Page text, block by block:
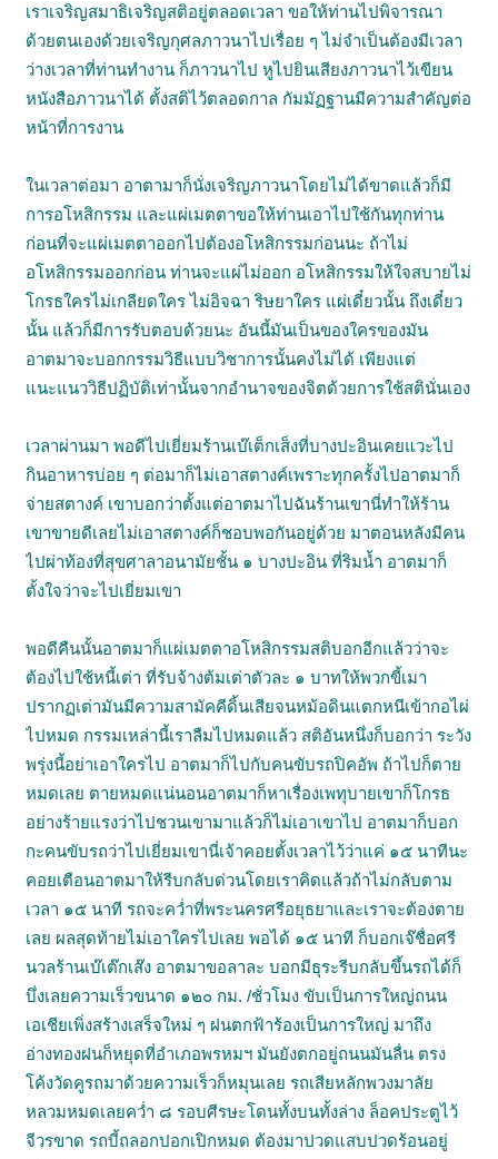
เราเจริญสมาธิเจริญสติอยู่ตลอดเวลา ขอให้ท่านไปพิจารณา
ด้วยตนเองด้วยเจริญกุศลภาวนาไปเรื่อย ๆ ไม่จำเป็นต้องมีเวลา
ว่างเวลาที่ท่านทำงาน ก็ภาวนาไป หูไปยินเสียงภาวนาไว้เขียน
หนังสือภาวนาได้ ตั้งสติไว้ตลอดกาล กัมมัฏฐานมีความสำคัญต่อ
หน้าที่การงาน
ในเวลาต่อมา อาตามาก็นั่งเจริญภาวนาโดยไม่ได้ขาดแล้วก็มี
การอโหสิกรรม และแผ่เมตตาขอให้ท่านเอาไปใช้กันทุกท่าน
ก่อนที่จะแผ่เมตตาออกไปต้องอโหสิกรรมก่อนนะ ถ้าไม่
อโหสิกรรมออกก่อน ท่านจะแผ่ไม่ออก อโหสิกรรมให้ใจสบายไม่
โกรธใครไม่เกลียดใคร ไม่อิจฉา ริษยาใคร แผ่เดี๋ยวนั้น ถึงเดี๋ยว
นั้น แล้วก็มีการรับตอบด้วยนะ อันนี้มันเป็นของใครของมัน
อาตมาจะบอกกรรมวิธีแบบวิชาการนั้นคงไม่ได้ เพียงแต่
แนะแนววิธีปฏิบัติเท่านั้นจากอำนาจของจิตด้วยการใช้สตินั่นเอง
เวลาผ่านมา พอดีไปเยี่ยมร้านเบ๊เต็กเส็งที่บางปะอินเคยแวะไป
กินอาหารบ่อย ๆ ต่อมาก็ไม่เอาสตางค์เพราะทุกครั้งไปอาตมาก็
จ่ายสตางค์ เขาบอกว่าตั้งแต่อาตมาไปฉันร้านเขานี่ทำให้ร้าน
เขาขายดีเลยไม่เอาสตางค์ก็ชอบพอกันอยู่ด้วย มาตอนหลังมีคน
ไปผ่าท้องที่สุขศาลาอนามัยชั้น ๑ บางปะอิน ที่ริมน้ำ อาตมาก็
ตั้งใจว่าจะไปเยี่ยมเขา
พอดีคืนนั้นอาตมาก็แผ่เมตตาอโหสิกรรมสติบอกอีกแล้วว่าจะ
ต้องไปใช้หนี้เต่า ที่รับจ้างต้มเต่าตัวละ ๑ บาทให้พวกขี้เมา
ปรากฏเต่ามันมีความสามัคคีดิ้นเสียจนหม้อดินแตกหนีเข้ากอไผ่
ไปหมด กรรมเหล่านี้เราลืมไปหมดแล้ว สติอันหนึ่งก็บอกว่า ระวัง
พรุ่งนี้อย่าเอาใครไป อาตมาก็ไปกับคนขับรถปิคอัพ ถ้าไปก็ตาย
หมดเลย ตายหมดแน่นอนอาตมาก็หาเรื่องเพทุบายเขาก็โกรธ
อย่างร้ายแรงว่าไปชวนเขามาแล้วก็ไม่เอาเขาไป อาตมาก็บอก
กะคนขับรถว่าไปเยี่ยมเขานี่เจ้าคอยตั้งเวลาไว้ว่าแค่ ๑๕ นาทีนะ
คอยเตือนอาตมาให้รีบกลับด่วนโดยเราคิดแล้วถ้าไม่กลับตาม
เวลา ๑๕ นาที รถจะคว่ำที่พระนครศรีอยุธยาและเราจะต้องตาย
เลย ผลสุดท้ายไม่เอาใครไปเลย พอได้ ๑๕ นาที ก็บอกเจ๊ชื่อศรี
นวลร้านเบ๊เต๊กเส๊ง อาตมาขอลาละ บอกมีธุระรีบกลับขึ้นรถได้ก็
บึ่งเลยความเร็วขนาด ๑๒๐ กม. /ชั่วโมง ขับเป็นการใหญ่ถนน
เอเชียเพิ่งสร้างเสร็จใหม่ ๆ ฝนตกฟ้าร้องเป็นการใหญ่ มาถึง
อ่างทองฝนก็หยุดที่อำเภอพรหมฯ มันยังตกอยู่ถนนมันลื่น ตรง
โค้งวัดคูรถมาด้วยความเร็วก็หมุนเลย รถเสียหลักพวงมาลัย
หลวมหมดเลยคว่ำ ๘ รอบศีรษะโดนทั้งบนทั้งล่าง ล็อคประตูไว้
จีวรขาด รถบี้ถลอกปอกเปิกหมด ต้องมาปวดแสบปวดร้อนอยู่